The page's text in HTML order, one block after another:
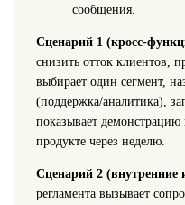
сообщения.
Сценарий 1 (кросс-
снизить отток клиентов,
выбирает один сегмент,
(поддержка/аналитика),
показывает
продукте через неделю.
Сценарий 2 (внутренние
регламента вызывает